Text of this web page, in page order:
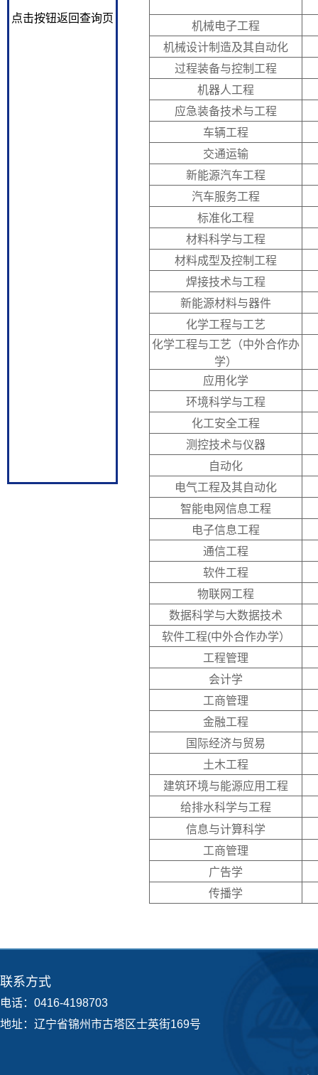
点击按钮返回查询页
机械电子工程
机械设计制造及其自动化
过程装备与控制工程
机器人工程
应急装备技术与工程
车辆工程
交通运输
新能源汽车工程
汽车服务工程
标准化工程
材料科学与工程
材料成型及控制工程
焊接技术与工程
新能源材料与器件
化学工程与工艺
化学工程与工艺（中外合作办
学）
应用化学
环境科学与工程
化工安全工程
测控技术与仪器
自动化
电气工程及其自动化
智能电网信息工程
电子信息工程
通信工程
软件工程
物联网工程
数据科学与大数据技术
软件工程(中外合作办学）
工程管理
会计学
工商管理
金融工程
国际经济与贸易
土木工程
建筑环境与能源应用工程
给排水科学与工程
信息与计算科学
工商管理
广告学
传播学
联系方式
电话：0416-4198703
地址：辽宁省锦州市古塔区士英街169号